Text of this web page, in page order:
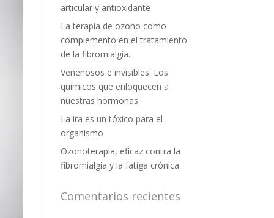
articular y antioxidante
La terapia de ozono como
complemento en el tratamiento
de la fibromialgia.
Venenosos e invisibles: Los
químicos que enloquecen a
nuestras hormonas
La ira es un tóxico para el
organismo
Ozonoterapia, eficaz contra la
fibromialgia y la fatiga crónica
Comentarios recientes